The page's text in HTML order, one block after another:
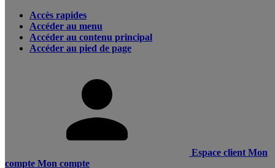
Accès rapides
Accéder au menu
Accéder au contenu principal
Accéder au pied de page
Espace client Mon
compte Mon compte